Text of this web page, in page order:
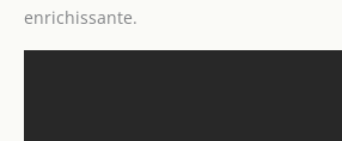
enrichissante.